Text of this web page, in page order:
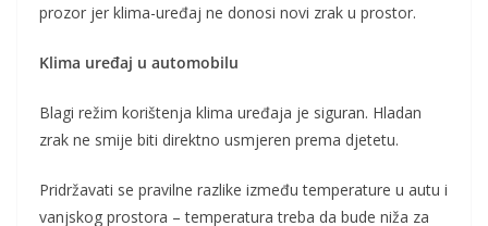
prozor jer klima-uređaj ne donosi novi zrak u prostor.
Klima uređaj u automobilu
Blagi režim korištenja klima uređaja je siguran. Hladan
zrak ne smije biti direktno usmjeren prema djetetu.
Pridržavati se pravilne razlike između temperature u autu i
vanjskog prostora – temperatura treba da bude niža za